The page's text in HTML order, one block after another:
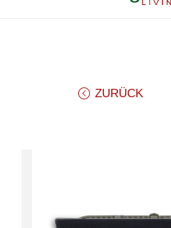
ZURÜCK